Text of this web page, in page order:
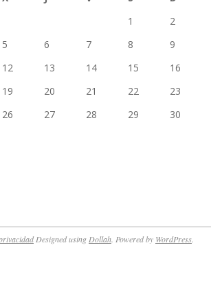
1
2
5 6 7 8
9
12 13 14 15
16
19 20 21 22
23
26 27 28 29
30
Designed usingDollah. Powered by WordPress.